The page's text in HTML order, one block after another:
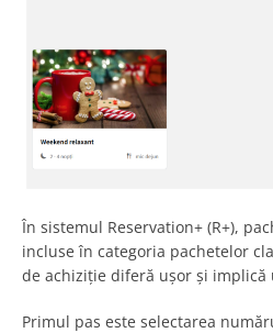
În sistemul Reservation+ (R+),
incluse în categoria pachetelor
de achiziție diferă ușor și implică
Primul pas este selectarea